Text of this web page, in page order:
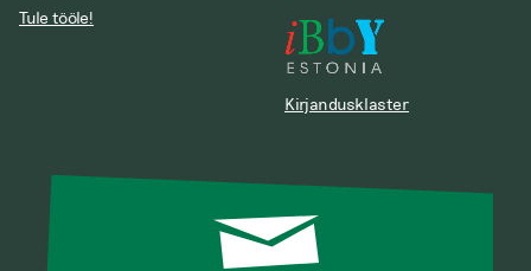
Tule tööle!
Kirjandusklaster